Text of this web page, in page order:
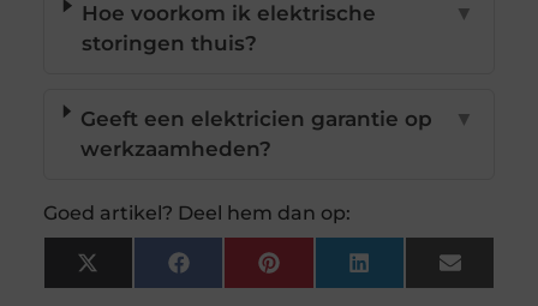
Hoe voorkom ik elektrische
storingen thuis?
▼
Geeft een elektricien garantie op
werkzaamheden?
▼
Goed artikel? Deel hem dan op:
X
(Twitter)
FacebookPinterestLinkedInEmail